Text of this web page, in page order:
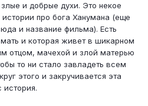
и добрые духи. Это некое
про бога Ханумана (еще
и название фильма). Есть
и которая живет в шикарном
отцом, мачехой и злой матерью
то ни стало завладеть всем
этого и закручивается эта
история.